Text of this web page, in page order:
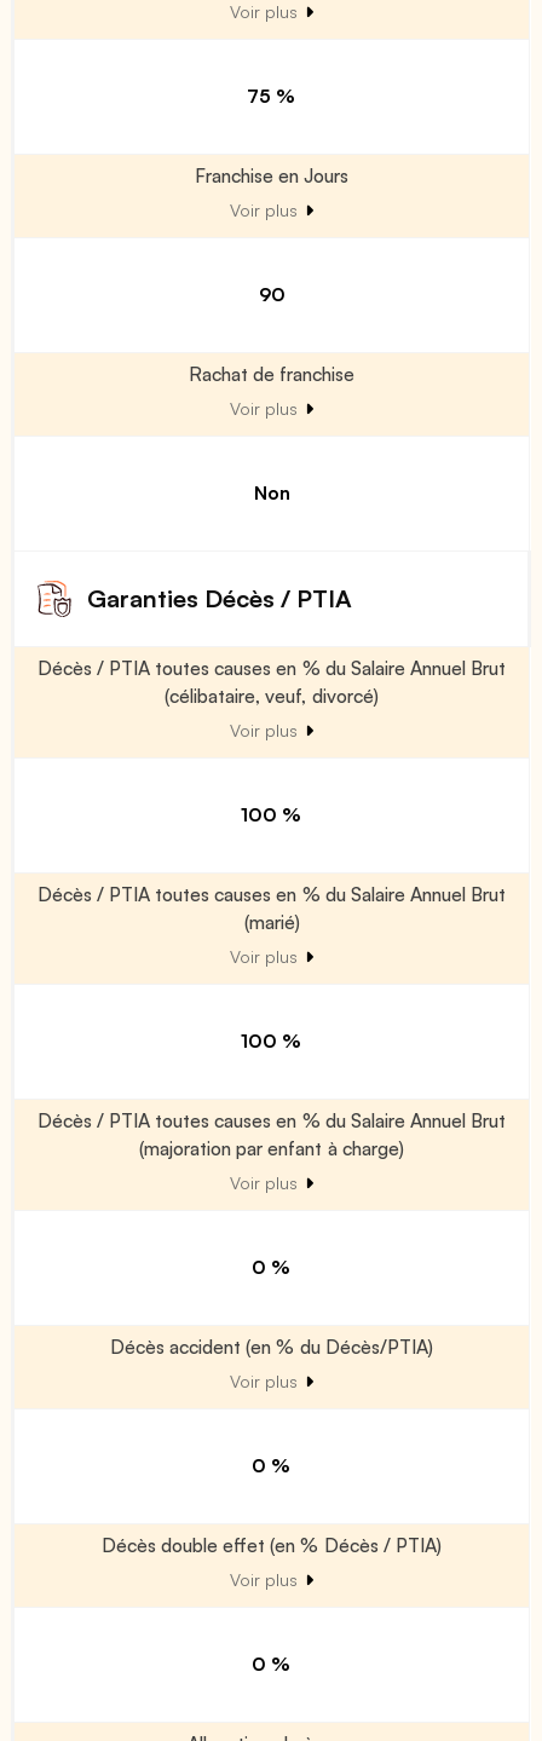
Voir plus
75 %
Franchise en Jours
Voir plus
90
Rachat de franchise
Voir plus
Non
Garanties Décès / PTIA
Décès / PTIA toutes causes en % du Salaire Annuel Brut
(célibataire, veuf, divorcé)
Voir plus
100 %
Décès / PTIA toutes causes en % du Salaire Annuel Brut
(marié)
Voir plus
100 %
Décès / PTIA toutes causes en % du Salaire Annuel Brut
(majoration par enfant à charge)
Voir plus
0 %
Décès accident (en % du Décès/PTIA)
Voir plus
0 %
Décès double effet (en % Décès / PTIA)
Voir plus
0 %